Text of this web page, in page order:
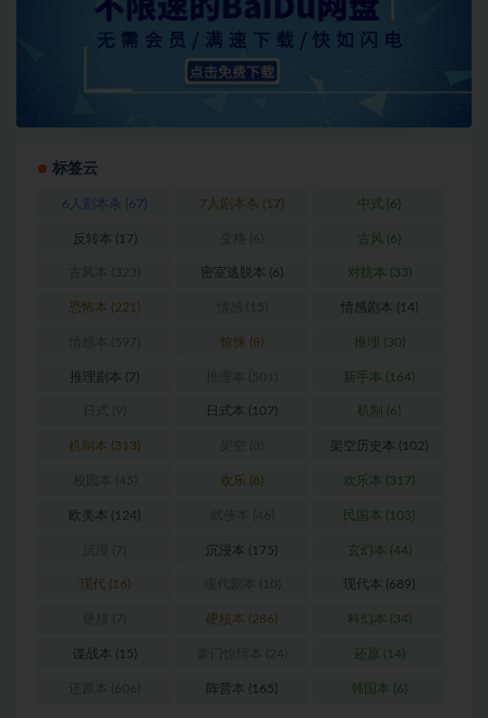
标签云
6人剧本杀 (67) 7人剧本杀 (17) 中式 (6)
反转本 (17) 古风 (6)
密室逃脱本 (6) 对抗本 (33)
恐怖本 (221) 情感剧本 (14)
惊悚 (8) 推理 (30)
推理剧本 (7) 新手本 (164)
日式本 (107) 机制 (6)
机制本 (313) 架空历史本 (102)
欢乐 (8) 欢乐本 (317)
欧美本 (124) 民国本 (103)
沉浸本 (175) 玄幻本 (44)
现代 (16) 现代本 (689)
硬核本 (286) 科幻本 (34)
谍战本 (15) 还原 (14)
阵营本 (165) 韩国本 (6)